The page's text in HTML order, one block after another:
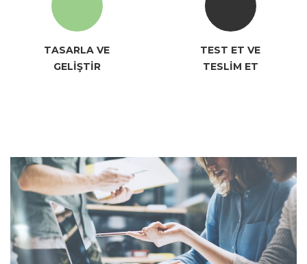
TASARLA VE
GELİŞTİR
TEST ET VE
TESLİM ET